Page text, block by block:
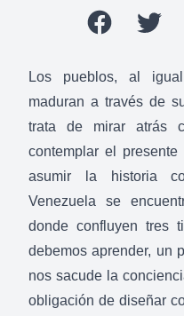
Los pueblos, al
maduran a través de
trata de mirar atrás
contemplar el
asumir la historia
Venezuela se
donde confluyen tres
debemos aprender, un
nos sacude la
obligación de diseñar